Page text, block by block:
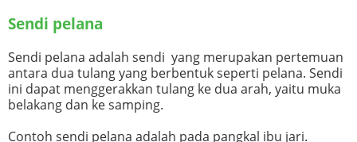
Sendi pelana
Sendi pelana adalah sendi yang merupakan pertemuan
antara dua tulang yang berbentuk seperti pelana. Sendi
ini dapat menggerakkan tulang ke dua arah, yaitu muka
belakang dan ke samping.
Contoh sendi pelana adalah pada pangkal ibu jari.